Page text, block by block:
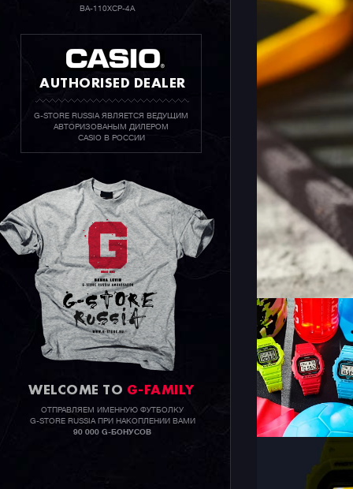
BA-110XCP-4A
AUTHORISED DEALER
G-STORE RUSSIA ЯВЛЯЕТСЯ ВЕДУЩИМ
АВТОРИЗОВАНЫМ ДИЛЕРОМ
CASIO В РОССИИ
WELCOME TO G-FAMILY
ОТПРАВЛЯЕМ ИМЕННУЮ ФУТБОЛКУ
G-STORE RUSSIA ПРИ НАКОПЛЕНИИ ВАМИ
90 000 G-БОНУСОВ